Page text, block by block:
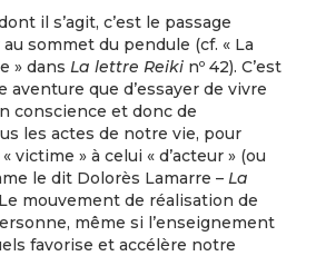
il s’agit, c’est le passage
sommet du pendule (cf. « La
» dans La lettre Reiki nº 42). C’est
aventure que d’essayer de vivre
conscience et donc de
les actes de notre vie, pour
victime » à celui « d’acteur » (ou
le dit Dolorès Lamarre – La
Le mouvement de réalisation de
même si l’enseignement
favorise et accélère notre